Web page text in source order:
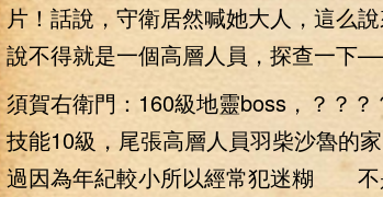
片！話說，守衛居然喊她大人，這么
說不得就是一個高層人員，探查一下
須賀右衛門：160級地靈boss，？？
技能10級，尾張高層人員羽柴沙魯的
過因為年紀較小所以經常犯迷糊 不